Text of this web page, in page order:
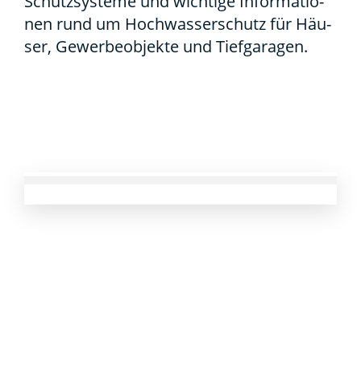
nen rund um Hoch­was­ser­schutz für Häu­
ser, Gewer­be­ob­jek­te und Tief­ga­ra­gen.